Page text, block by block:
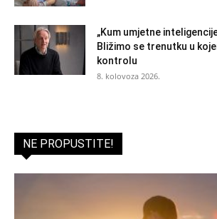
„Kum umjetne
Bližimo se trenutku u
kontrolu
8. kolovoza 2026.
NE PROPUSTITE!